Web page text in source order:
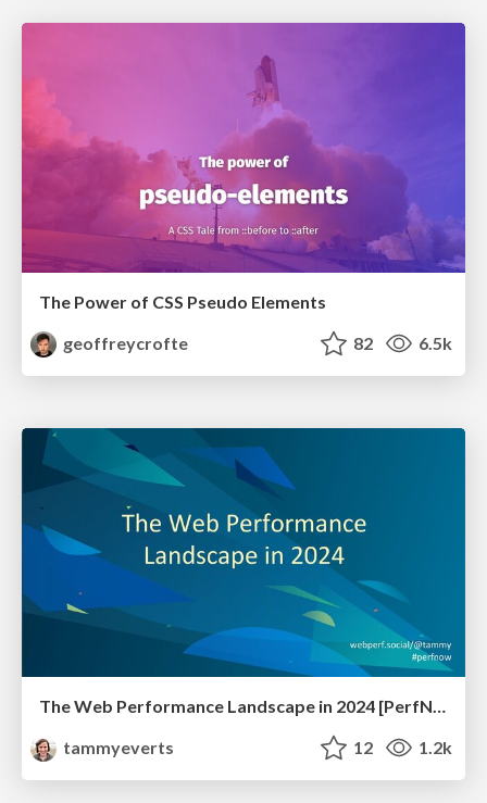
The Power of CSS Pseudo Elements
geoffreycrofte
82 6.5k
The Web Performance Landscape in 2024 [PerfNow 2024]
tammyeverts
12 1.2k